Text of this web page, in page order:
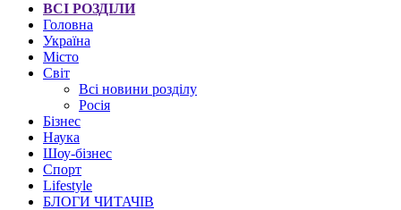
ВСІ РОЗДІЛИ
Головна
Україна
Місто
Світ
Всі новини розділу
Росія
Бізнес
Наука
Шоу-бізнес
Спорт
Lifestyle
БЛОГИ ЧИТАЧІВ